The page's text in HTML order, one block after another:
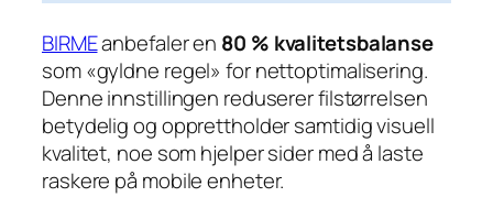
BIRMEanbefaler en 80 % kvalitetsbalanse
som «gyldne regel» for nettoptimalisering.
Denne innstillingen reduserer filstørrelsen
betydelig og opprettholder samtidig visuell
kvalitet, noe som hjelper sider med å laste
raskere på mobile enheter.